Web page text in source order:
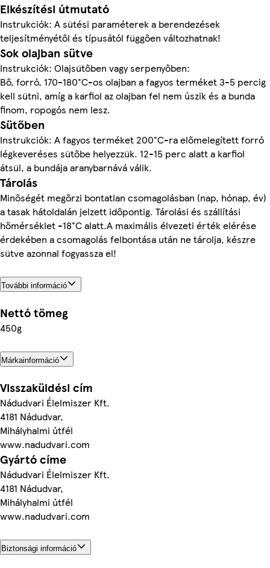
Elkészítési útmutató
Instrukciók: A sütési paraméterek a berendezések
teljesítményétől és típusától függően változhatnak!
Sok olajban sütve
Instrukciók: Olajsütőben vagy serpenyőben:
Bő, forró, 170-180°C-os olajban a fagyos terméket 3-5 percig
kell sütni, amíg a karfiol az olajban fel nem úszik és a bunda
finom, ropogós nem lesz.
Sütőben
Instrukciók: A fagyos terméket 200°C-ra előmelegített forró
légkeveréses sütőbe helyezzük. 12-15 perc alatt a karfiol
átsül, a bundája aranybarnává válik.
Tárolás
Minőségét megőrzi bontatlan csomagolásban (nap, hónap, év)
a tasak hátoldalán jelzett időpontig. Tárolási és szállítási
hőmérséklet -18°C alatt.A maximális élvezeti érték elérése
érdekében a csomagolás felbontása után ne tárolja, készre
sütve azonnal fogyassza el!
További információ
Nettó tömeg
450g
Márkainformáció
Visszaküldési cím
Nádudvari Élelmiszer Kft.
4181 Nádudvar,
Mihályhalmi útfél
www.nadudvari.com
Gyártó címe
Nádudvari Élelmiszer Kft.
4181 Nádudvar,
Mihályhalmi útfél
www.nadudvari.com
Biztonsági információ